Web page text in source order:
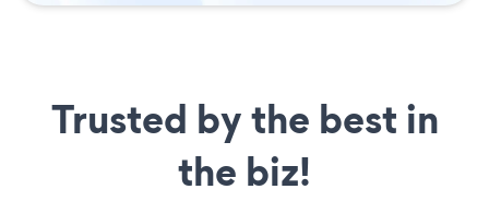
Trusted by the best in
the biz!